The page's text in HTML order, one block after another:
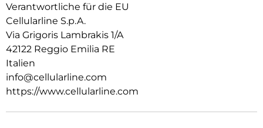
Verantwortliche für die EU
Cellularline S.p.A.
Via Grigoris Lambrakis 1/A
42122 Reggio Emilia RE
Italien
info@cellularline.com
https://www.cellularline.com